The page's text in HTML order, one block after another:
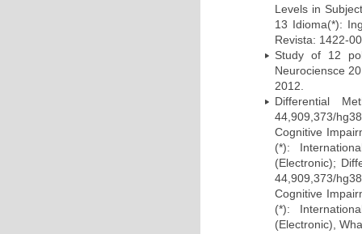
Levels in
13 Idioma(*):
Revista: 1422-
Study of 12
Neurociensce
2012.
Differential
44,909,373/
Cognitive
(*):
(Electronic);
44,909,373/
Cognitive
(*):
(Electronic),